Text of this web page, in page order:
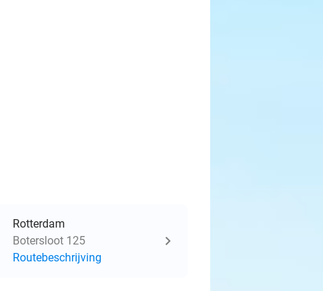
Rotterdam
Botersloot 125
Routebeschrijving